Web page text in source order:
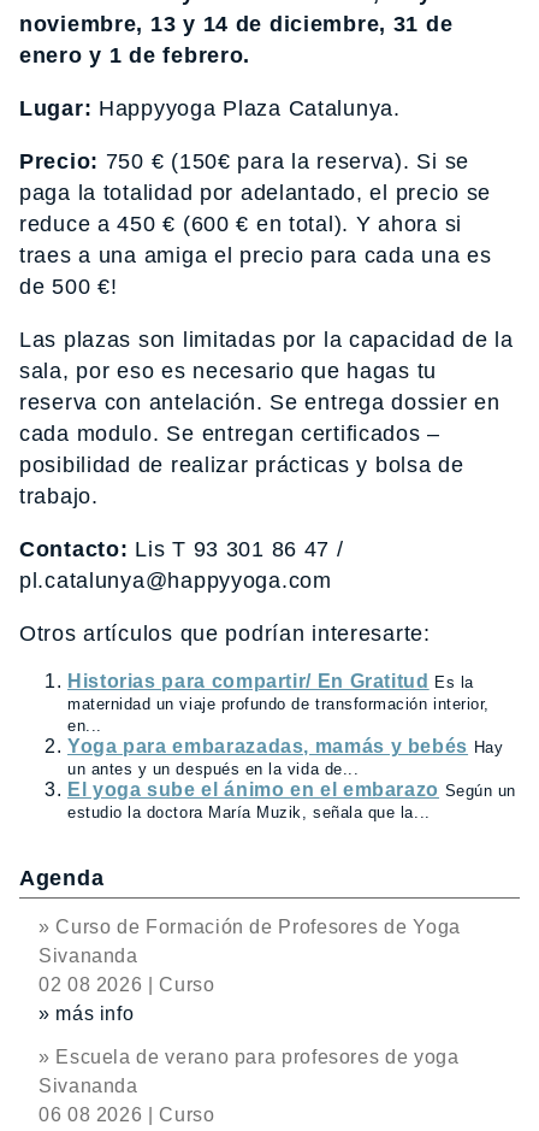
noviembre, 13 y 14 de diciembre, 31 de
enero y 1 de febrero.
Lugar: Happyyoga Plaza Catalunya.
Precio: 750 € (150€ para la reserva). Si se
paga la totalidad por adelantado, el precio se
reduce a 450 € (600 € en total). Y ahora si
traes a una amiga el precio para cada una es
de 500 €!
Las plazas son limitadas por la capacidad de la
sala, por eso es necesario que hagas tu
reserva con antelación. Se entrega dossier en
cada modulo. Se entregan certificados –
posibilidad de realizar prácticas y bolsa de
trabajo.
Contacto: Lis T 93 301 86 47 /
pl.catalunya@happyyoga.com
Otros artículos que podrían interesarte:
Historias para compartir/ En Gratitud Es la
maternidad un viaje profundo de transformación interior,
en...
Yoga para embarazadas, mamás y bebés Hay
un antes y un después en la vida de...
El yoga sube el ánimo en el embarazo Según un
estudio la doctora María Muzik, señala que la...
Agenda
» Curso de Formación de Profesores de Yoga
Sivananda
02 08 2026 | Curso
» más info
» Escuela de verano para profesores de yoga
Sivananda
06 08 2026 | Curso